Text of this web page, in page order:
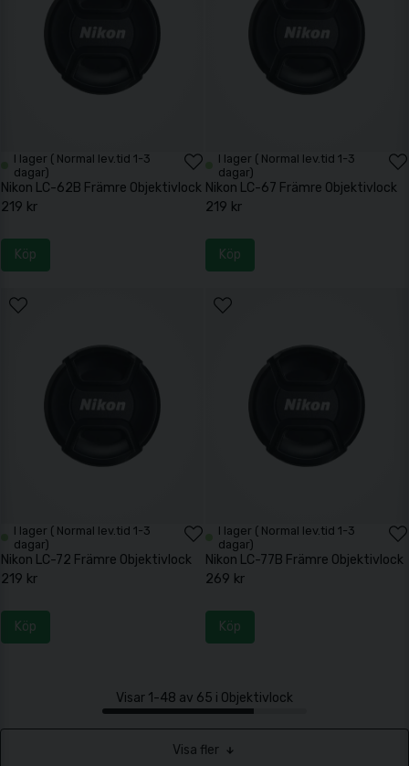
I lager ( Normal lev.tid 1-3
dagar)
Nikon LC-62B Främre Objektivlock
219 kr
Köp
I lager ( Normal lev.tid 1-3
dagar)
Nikon LC-67 Främre Objektivlock
219 kr
Köp
I lager ( Normal lev.tid 1-3
dagar)
Nikon LC-72 Främre Objektivlock
219 kr
Köp
I lager ( Normal lev.tid 1-3
dagar)
Nikon LC-77B Främre Objektivlock
269 kr
Köp
Visar 1-48 av 65 i Objektivlock
Visa fler